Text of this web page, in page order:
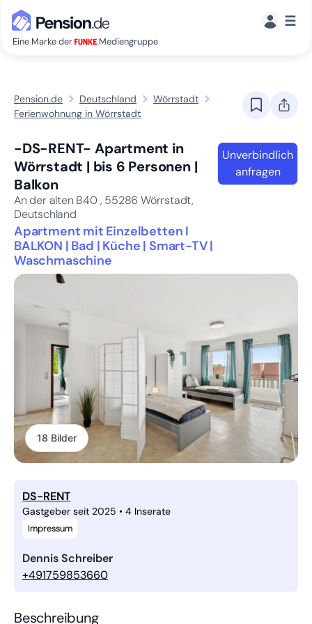
Eine Marke der Mediengruppe
☰
Pension.de Deutschland
Wörrstadt
Ferienwohnung in Wörrstadt
-DS-RENT- Apartment in
Wörrstadt | bis 6 Personen |
Balkon
An der alten B40 , 55286Wörrstadt,
Deutschland
Apartment mit Einzelbetten I
BALKON | Bad | Küche | Smart-TV |
Waschmaschine
Unverbindlich
anfragen
18 Bilder
DS-RENT
Gastgeber seit 2025 • 4 Inserate
Impressum
Dennis Schreiber
+491759853660
Beschreibung